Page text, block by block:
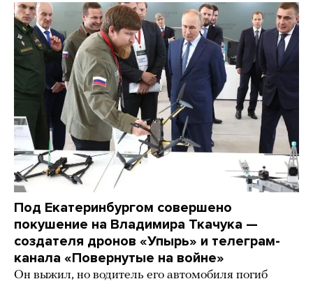
Под Екатеринбургом совершено
покушение на Владимира Ткачука —
создателя дронов «Упырь» и телеграм-
канала «Повернутые на войне»
Он выжил, но водитель его автомобиля погиб